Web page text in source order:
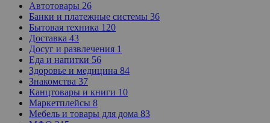
Автотовары 26
Банки и платежные системы 36
Бытовая техника 120
Доставка 43
Досуг и развлечения 1
Еда и напитки 56
Здоровье и медицина 84
Знакомства 37
Канцтовары и книги 10
Маркетплейсы 8
Мебель и товары для дома 83